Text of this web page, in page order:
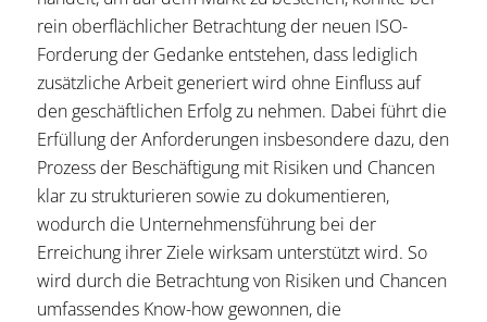
rein oberflächlicher Betrachtung der neuen ISO-
Forderung der Gedanke entstehen, dass lediglich
zusätzliche Arbeit generiert wird ohne Einfluss auf
den geschäftlichen Erfolg zu nehmen. Dabei führt die
Erfüllung der Anforderungen insbesondere dazu, den
Prozess der Beschäftigung mit Risiken und Chancen
klar zu strukturieren sowie zu dokumentieren,
wodurch die Unternehmensführung bei der
Erreichung ihrer Ziele wirksam unterstützt wird. So
wird durch die Betrachtung von Risiken und Chancen
umfassendes Know-how gewonnen, die